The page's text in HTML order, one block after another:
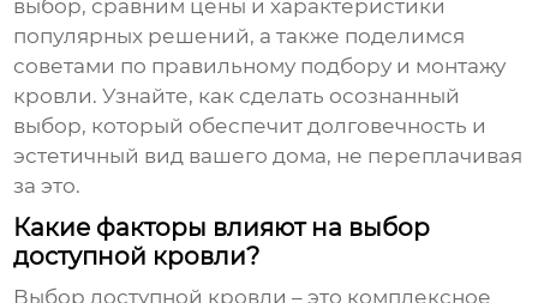
выбор, сравним цены и характеристики
популярных решений, а также поделимся
советами по правильному подбору и монтажу
кровли. Узнайте, как сделать осознанный
выбор, который обеспечит долговечность и
эстетичный вид вашего дома, не переплачивая
за это.
Какие факторы влияют на выбор
доступной кровли?
Выбордоступной кровли – это комплексное